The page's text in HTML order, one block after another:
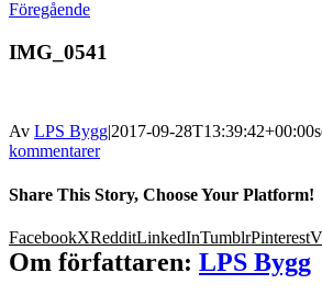
Föregående
IMG_0541
Av LPS Bygg|2017-09-28T13:39:42+00:00
kommentarer
Share This Story, Choose Your Platform!
FacebookXRedditLinkedInTumblrPinterest
Om författaren: LPS Bygg